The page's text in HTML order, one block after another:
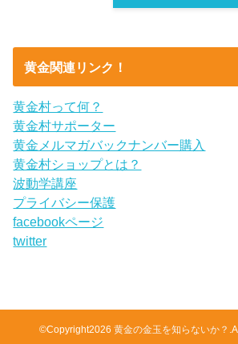
黄金関連リンク！
黄金村って何？
黄金村サポーター
黄金メルマガバックナンバー購入
黄金村ショップとは？
波動学講座
プライバシー保護
facebookページ
twitter
©Copyright2026 黄金の金玉を知らないか？